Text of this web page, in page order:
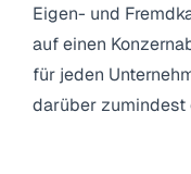
Eigen- und
auf einen
für jeden
darüber zumindest